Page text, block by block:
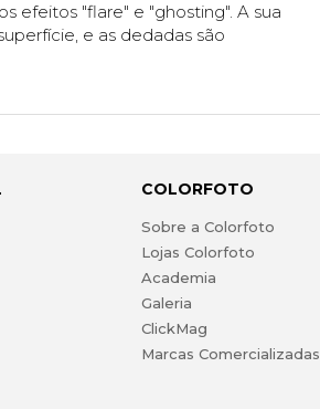
efeitos "flare" e "ghosting". A sua
e as dedadas são
COLORFOTO
Sobre a Colorfoto
Lojas Colorfoto
Academia
Galeria
ClickMag
Marcas Comercializadas